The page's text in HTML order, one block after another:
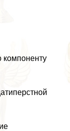
компоненту